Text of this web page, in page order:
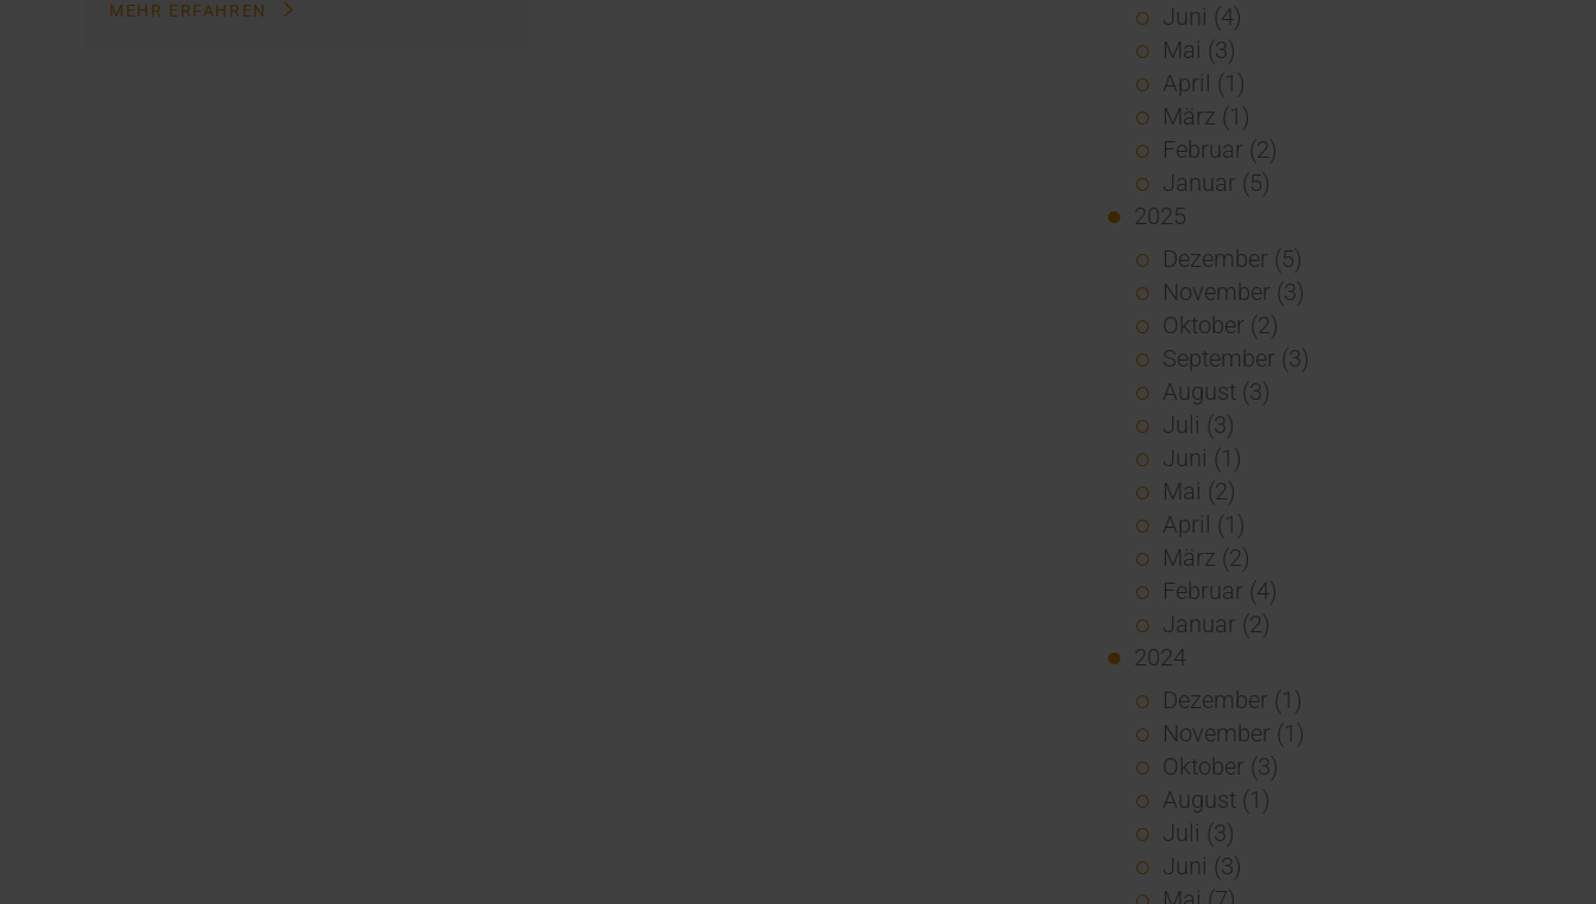
MEHR ERFAHREN
Juni (4)
Mai (3)
April (1)
März (1)
Februar (2)
Januar (5)
2025
Dezember (5)
November (3)
Oktober (2)
September (3)
August (3)
Juli (3)
Juni (1)
Mai (2)
April (1)
März (2)
Februar (4)
Januar (2)
2024
Dezember (1)
November (1)
Oktober (3)
August (1)
Juli (3)
Juni (3)